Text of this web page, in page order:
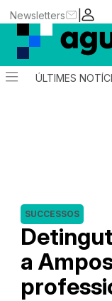
|
Newsletters
ÚLTIMES
a
SUCCESSOS